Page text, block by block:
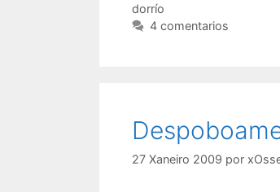
dorrío
4 comentarios
27 Xaneiro 2009 por